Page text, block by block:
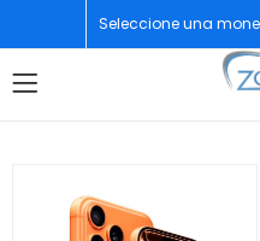
Seleccione una